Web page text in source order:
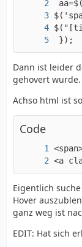
});
Dann ist leider
gehovert wurde.
Achso html ist so
Code
<a
Eigentlich
Hover
ganz weg ist
EDIT: Hat sich